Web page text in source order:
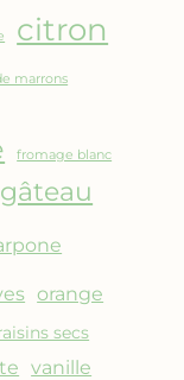
citron
marrons
fromage blanc
gâteau
orange
secs
vanille